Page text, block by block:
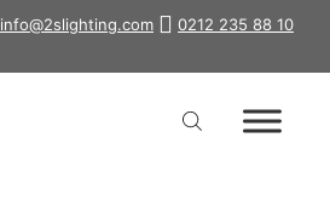
info@2slighting.com 0212 235 88 10